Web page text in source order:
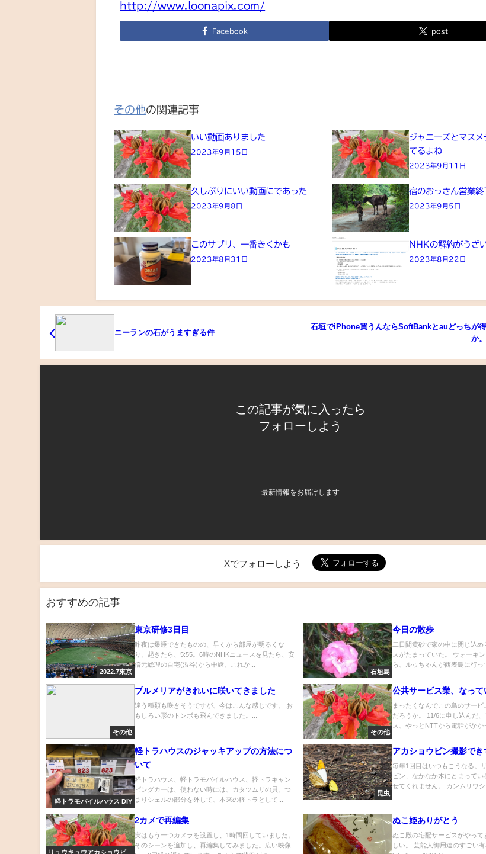
http://www.loonapix.com/
Facebook post
その他の関連記事
いい動画ありました
2023年9月15日
ジャニーズとマスメ
てるよね
2023年9月11日
久しぶりにいい動画にであった
2023年9月8日
宿のおっさん営業終
2023年9月5日
このサプリ、一番きくかも
2023年8月31日
NHKの解約がうざ
2023年8月22日
ニーランの石がうますぎる件
石垣でiPhone買うんならSoftBankとauどっちが得
か。
この記事が気に入ったら
フォローしよう
最新情報をお届けします
Xでフォローしよう
おすすめの記事
2022.7東京
東京研修3日目
昨夜は爆睡できたものの、早くから部屋が明るくな
り、起きたら、5:55。6時のNHKニュースを見たら、安
倍元総理の自宅(渋谷)から中継。これか...
石垣島
今日の散歩
二日間黄砂で家の中に閉じ込
スがたまっていた。 ウォーキ
ら、ルゥちゃんが西表島に行っ
その他
プルメリアがきれいに咲いてきました
違う種類も咲きそうですが、今はこんな感じです。 お
もしろい形のトンボも飛んできました。...
その他
公共サービス業、なって
まったくなんでこの島のサー
だろうか。 11/6に申し込んだ
ス、やっとNTTから電話がかか
軽トラモバイルハウス DIY
軽トラハウスのジャッキアップの方法につ
いて
軽トラハウス、軽トラモバイルハウス、軽トラキャン
ピングカーは、使わない時には、カタツムリの貝、つ
まりシェルの部分を外して、本来の軽トラとして...
昆虫
アカショウビン撮影でき
毎年1回目はいつもこうなる。
ビン、なかなか木にとまってい
せてくれません。 カンムリワ
リュウキュウアカショウビ
2カメで再編集
実はもう一つカメラを設置し、1時間回していました。
そのシーンを追加し、再編集してみました。広い映像
ぬこ姫ありがとう
ぬこ殿の宅配サービスがやって
しい。 芸能人御用達のすごい